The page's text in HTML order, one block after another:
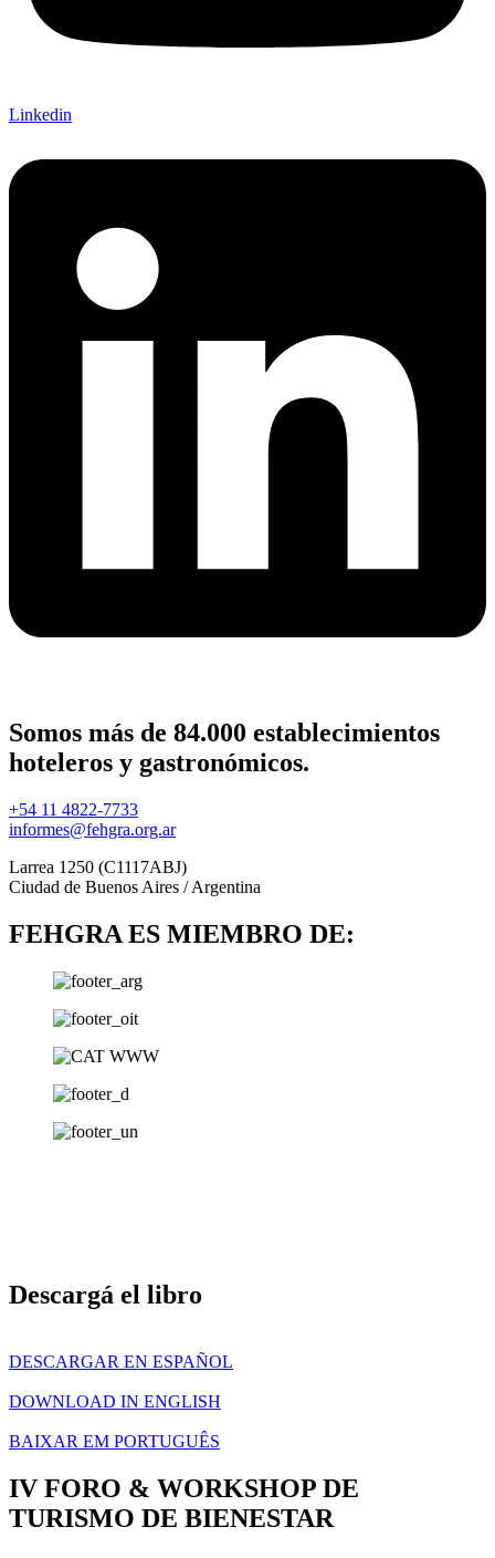
Linkedin
Somos más de 84.000 establecimientos
hoteleros y gastronómicos.
+54 11 4822-7733
informes@fehgra.org.ar
Larrea 1250 (C1117ABJ)
Ciudad de Buenos Aires / Argentina
FEHGRA ES MIEMBRO DE:
Descargá el libro
DESCARGAR EN ESPAÑOL
DOWNLOAD IN ENGLISH
BAIXAR EM PORTUGUÊS
IV FORO & WORKSHOP DE
TURISMO DE BIENESTAR​